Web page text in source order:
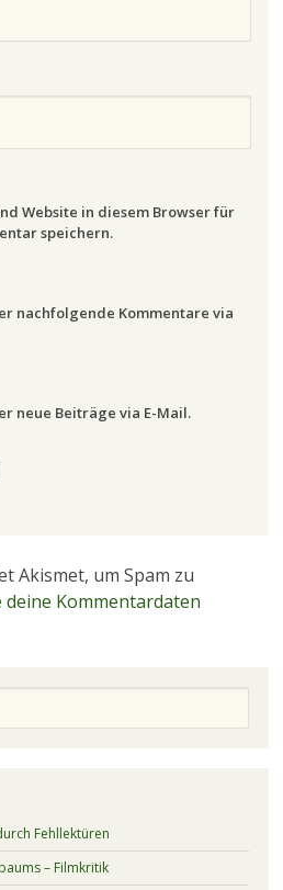
Website in diesem Browser für
speichern.
nachfolgende Kommentare via
neue Beiträge via E-Mail.
Akismet, um Spam zu
deine Kommentardaten
Fehllektüren
– Filmkritik